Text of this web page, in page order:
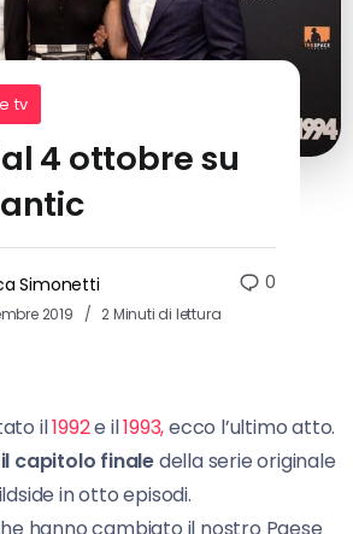
tv
4 ottobre su
Simonetti
2019 2 Minuti di lettura
0
il1992e il1993,ecco l’ultimo atto.
capitolo finaledella serie originale
in otto episodi.